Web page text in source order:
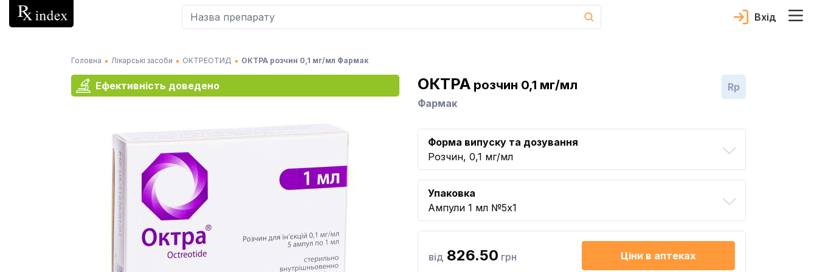
Вхід
Головна Лікарські засоби ОКТРЕОТИД ОКТРА розчин 0,1 мг/мл Фармак
Ефективність доведено ОКТРА розчин 0,1 мг/мл
Фармак
Rp
Форма випуску та дозування
Розчин, 0,1 мг/мл
Упаковка
Ампули 1 мл №5x1
від 826.50 грн Ціни в аптеках